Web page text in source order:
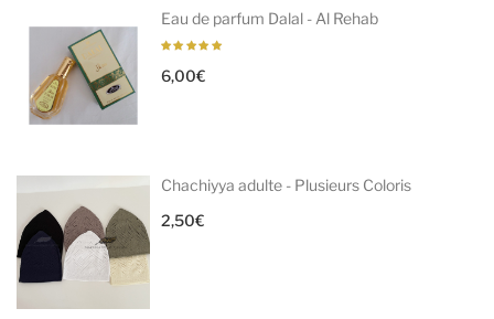
Eau de parfum Dalal - Al Rehab
6,00€
Chachiyya adulte - Plusieurs Coloris
2,50€